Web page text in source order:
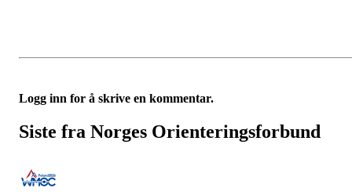
Logg inn for å skrive en kommentar.
Siste fra Norges Orienteringsforbund